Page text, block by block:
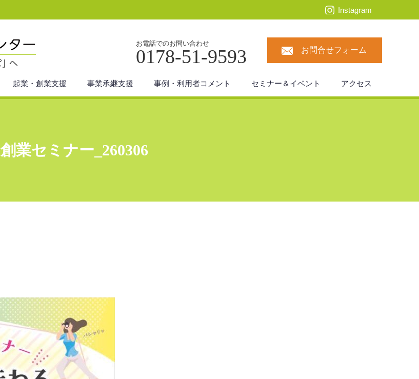
Instagram
お電話でのお問い合わせ
0178-51-9593 お問合せフォーム
起業・創業支援 事業承継支援 事例・利用者コメント セミナー＆イベント アクセス
創業セミナー_260306